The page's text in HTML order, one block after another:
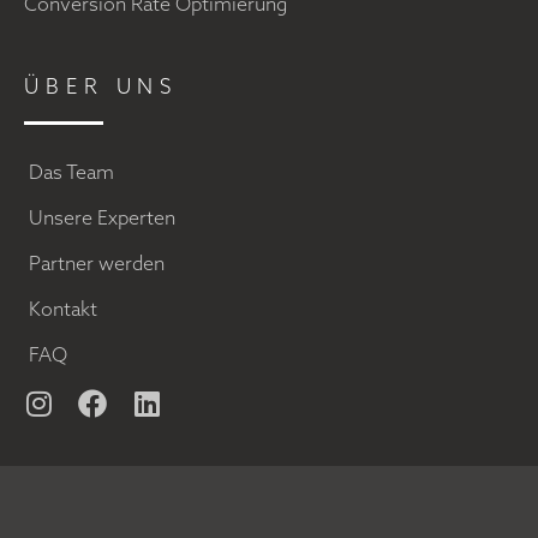
ÜBER UNS
Das Team
Unsere Experten
Partner werden
Kontakt
FAQ